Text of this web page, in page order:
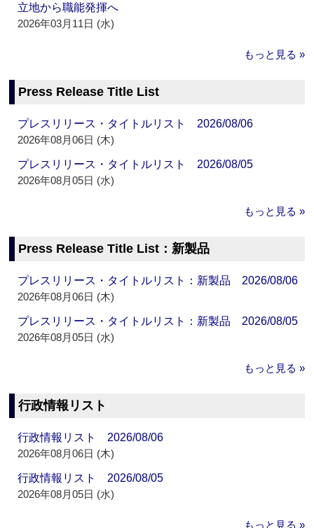
立地から職能発揮へ
2026年03月11日 (水)
もっと見る »
Press Release Title List
プレスリリース・タイトルリスト 2026/08/06
2026年08月06日 (木)
プレスリリース・タイトルリスト 2026/08/05
2026年08月05日 (水)
もっと見る »
Press Release Title List：新製品
プレスリリース・タイトルリスト：新製品 2026/08/06
2026年08月06日 (木)
プレスリリース・タイトルリスト：新製品 2026/08/05
2026年08月05日 (水)
もっと見る »
行政情報リスト
行政情報リスト 2026/08/06
2026年08月06日 (木)
行政情報リスト 2026/08/05
2026年08月05日 (水)
もっと見る »